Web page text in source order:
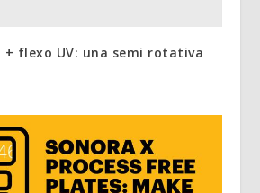
+ flexo UV: una semi rotativa